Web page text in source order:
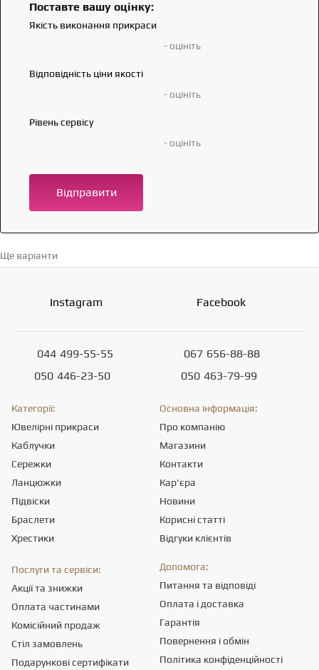
Поставте вашу оцінку:
Якість виконання прикраси
- оцініть
Відповідність ціни якості
- оцініть
Рівень сервісу
- оцініть
Відправити
Ще варіанти
Instagram Facebook
044 499-55-55
050 446-23-50
067 656-88-88
050 463-79-99
Категорії:
Ювелірні прикраси
Каблучки
Сережки
Ланцюжки
Підвіски
Браслети
Хрестики
Основна інформація:
Про компанію
Магазини
Контакти
Кар'єра
Новини
Корисні статті
Відгуки клієнтів
Послуги та сервіси:
Акції та знижки
Оплата частинами
Комісійний продаж
Стіл замовлень
Подарункові сертифікати
Допомога:
Питання та відповіді
Оплата і доставка
Гарантія
Повернення і обмін
Політика конфіденційності